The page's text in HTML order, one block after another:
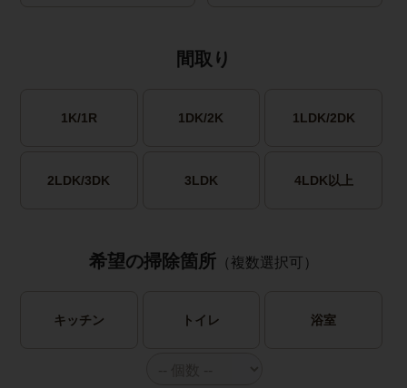
間取り
1K/1R 1DK/2K 1LDK/2DK
2LDK/3DK 3LDK 4LDK以上
希望の掃除箇所 （複数選択可）
キッチン トイレ 浴室